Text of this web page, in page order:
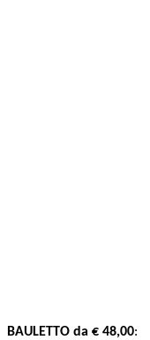
BAULETTO da € 48,00: